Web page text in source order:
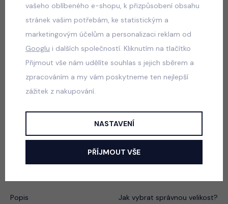
Graphite streetwear souprava
skladem
599 Kč
Squishy dumpling soft velur souprava černá
skladem
Popis Jak vybrat správnou velikost?
vašeho oblíbeného e-shopu, k přizpůsobení obsahu
stránek vašim potřebám, ke statistickým a
marketingovým účelům a personalizaci reklam od
Googlu i dalších společností. Kliknutím na tlačítko
Přijmout vše nám udělíte souhlas s jejich sběrem a
zpracováním a my vám poskytneme ten nejlepší
zážitek z nakupování.
NASTAVENÍ
PŘÍJMOUT VŠE